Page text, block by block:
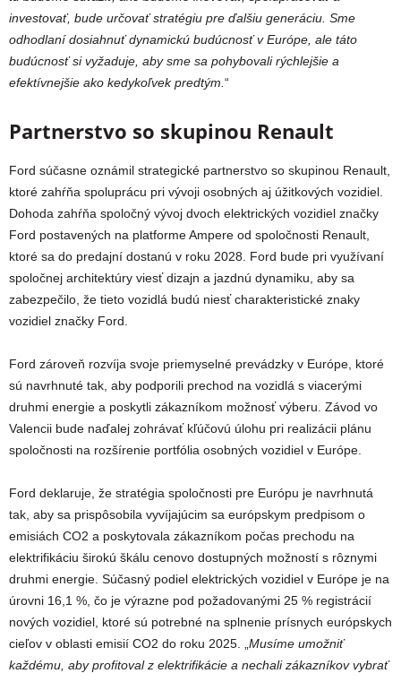
investovať, bude určovať stratégiu pre ďalšiu generáciu. Sme
odhodlaní dosiahnuť dynamickú budúcnosť v Európe, ale táto
budúcnosť si vyžaduje, aby sme sa pohybovali rýchlejšie a
efektívnejšie ako kedykoľvek predtým. “
Partnerstvo so skupinou Renault
Ford súčasne oznámil strategické partnerstvo so skupinou Renault,
ktoré zahŕňa spoluprácu pri vývoji osobných aj úžitkových vozidiel.
Dohoda zahŕňa spoločný vývoj dvoch elektrických vozidiel značky
Ford postavených na platforme Ampere od spoločnosti Renault,
ktoré sa do predajní dostanú v roku 2028. Ford bude pri využívaní
spoločnej architektúry viesť dizajn a jazdnú dynamiku, aby sa
zabezpečilo, že tieto vozidlá budú niesť charakteristické znaky
vozidiel značky Ford.
Ford zároveň rozvíja svoje priemyselné prevádzky v Európe, ktoré
sú navrhnuté tak, aby podporili prechod na vozidlá s viacerými
druhmi energie a poskytli zákazníkom možnosť výberu. Závod vo
Valencii bude naďalej zohrávať kľúčovú úlohu pri realizácii plánu
spoločnosti na rozšírenie portfólia osobných vozidiel v Európe.
Ford deklaruje, že stratégia spoločnosti pre Európu je navrhnutá
tak, aby sa prispôsobila vyvíjajúcim sa európskym predpisom o
emisiách CO2 a poskytovala zákazníkom počas prechodu na
elektrifikáciu širokú škálu cenovo dostupných možností s rôznymi
druhmi energie. Súčasný podiel elektrických vozidiel v Európe je na
úrovni 16,1 %, čo je výrazne pod požadovanými 25 % registrácií
nových vozidiel, ktoré sú potrebné na splnenie prísnych európskych
cieľov v oblasti emisií CO2 do roku 2025.
Musíme umožniť
každému, aby profitoval z elektrifikácie a nechali zákazníkov vybrať